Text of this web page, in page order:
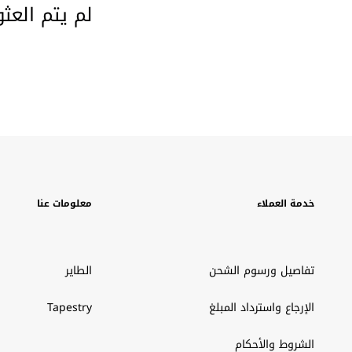
لم يتم
خدمة العملاء
تفاصيل ورسوم الشحن
الإرجاع واسترداد المبلغ
الشروط والأحكام
معلومات عنا
الطاير
Tapestry